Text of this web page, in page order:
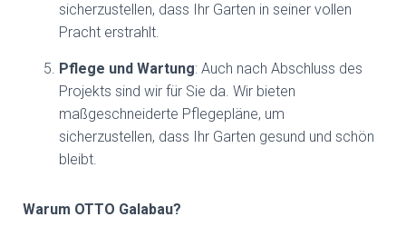
sicherzustellen, dass Ihr Garten in seiner vollen
Pracht erstrahlt.
Pflege und Wartung: Auch nach Abschluss des
Projekts sind wir für Sie da. Wir bieten
maßgeschneiderte Pflegepläne, um
sicherzustellen, dass Ihr Garten gesund und schön
bleibt.
Warum OTTO Galabau?